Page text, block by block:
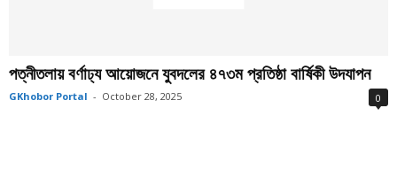
পত্নীতলায় বর্ণাঢ্য আয়োজনে যুবদলের ৪৭৩ম প্রতিষ্ঠা বার্ষিকী উদযাপন
GKhobor Portal - October 28, 2025 0